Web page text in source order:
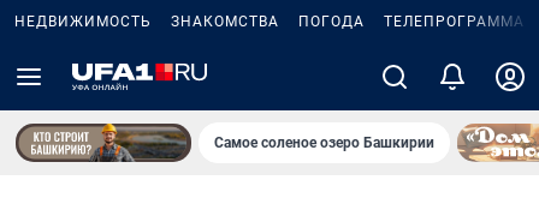
НЕДВИЖИМОСТЬ ЗНАКОМСТВА ПОГОДА ТЕЛЕПРОГРАММА
Самое соленое озеро Башкирии